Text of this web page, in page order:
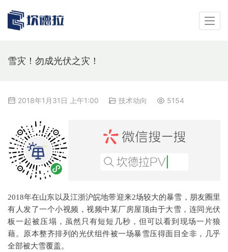
雪灾！勿成光伏之灾！
2018年1月31日 上午1:00 技术动向 5154
2018年在山东以及江浙沪皖地带迎来2场较大的暴雪，朋友圈里
有人发了一个小视频，视频中某厂房屋顶由于大雪，连同光伏
板一起被压塌，虽然只有短短几秒，但可以看到现场一片狼
藉。原本整齐排列的光伏组件被一场暴雪压得面目全非，几乎
全部被大雪覆盖。